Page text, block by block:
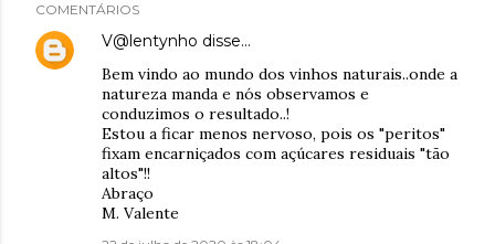
COMENTÁRIOS
V@lentynho disse…
Bem vindo ao mundo dos vinhos naturais..onde a
natureza manda e nós observamos e
conduzimos o resultado..!
Estou a ficar menos nervoso, pois os "peritos"
fixam encarniçados com açúcares residuais "tão
altos"!!
Abraço
M. Valente